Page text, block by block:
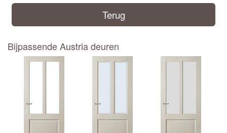
Terug
Bijpassende Austria deuren